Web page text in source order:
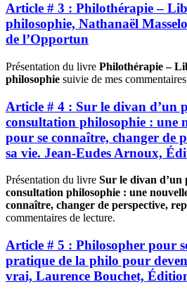
Article # 3 : Philothérapie –
philosophie, Nathanaël
de l’Opportun
Présentation du livre Philothérapie –
philosophie suivie de mes
Article # 4 : Sur le divan d’un
consultation philosophie : une
pour se connaître, changer de
sa vie. Jean-Eudes Arnoux,
Présentation du livre Sur le divan d’un
consultation philosophie : une
connaître, changer de perspective,
commentaires de lecture.
Article # 5 : Philosopher pour
pratique de la philo pour
vrai, Laurence Bouchet,